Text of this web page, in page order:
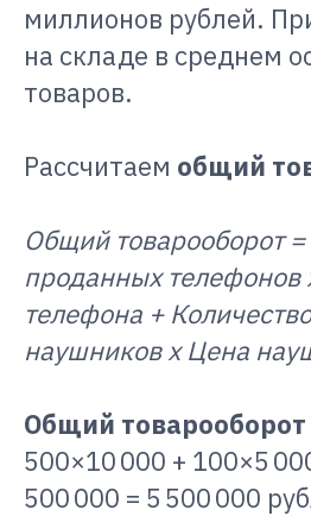
миллионов рублей.
на складе в среднем
товаров.
Рассчитаем общий
Общий товарооборот
проданных телефонов
телефона +
наушников x Цена
Общий товарооборот
500×10 000 + 100×5
500 000 = 5 500 000